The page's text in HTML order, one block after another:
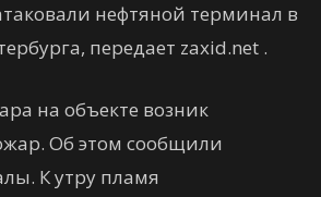
нефтяной терминал в
передает zaxid.net .
на объекте возник
Об этом сообщили
К утру пламя